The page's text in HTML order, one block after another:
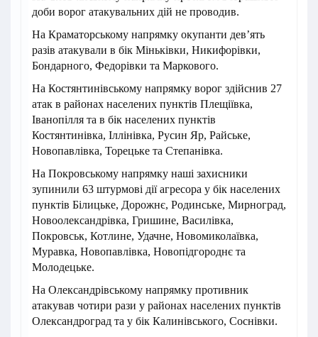
доби ворог атакувальних дій не проводив.
На Краматорському напрямку окупанти дев’ять
разів атакували в бік Міньківки, Никифорівки,
Бондарного, Федорівки та Маркового.
На Костянтинівському напрямку ворог здійснив 27
атак в районах населених пунктів Плещіївка,
Іванопілля та в бік населених пунктів
Костянтинівка, Іллінівка, Русин Яр, Райське,
Новопавлівка, Торецьке та Степанівка.
На Покровському напрямку наші захисники
зупинили 63 штурмові дії агресора у бік населених
пунктів Білицьке, Дорожнє, Родинське, Мирноград,
Новоолександрівка, Гришине, Василівка,
Покровськ, Котлине, Удачне, Новомиколаївка,
Муравка, Новопавлівка, Новопідгороднє та
Молодецьке.
На Олександрівському напрямку противник
атакував чотири рази у районах населених пунктів
Олександроград та у бік Калинівського, Соснівки.